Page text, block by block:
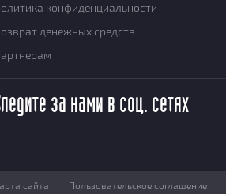
конфиденциальности
денежных средств
за нами в соц. сетях
сайта Пользовательское соглашение